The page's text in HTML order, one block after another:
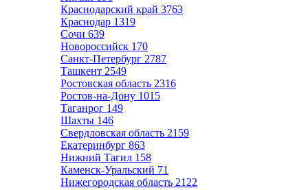
Краснодарский край 3763
Краснодар 1319
Сочи 639
Новороссийск 170
Санкт-Петербург 2787
Ташкент 2549
Ростовская область 2316
Ростов-на-Дону 1015
Таганрог 149
Шахты 146
Свердловская область 2159
Екатеринбург 863
Нижний Тагил 158
Каменск-Уральский 71
Нижегородская область 2122